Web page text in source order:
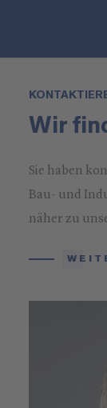
Wir
Sie haben
Bau- und
näher zu